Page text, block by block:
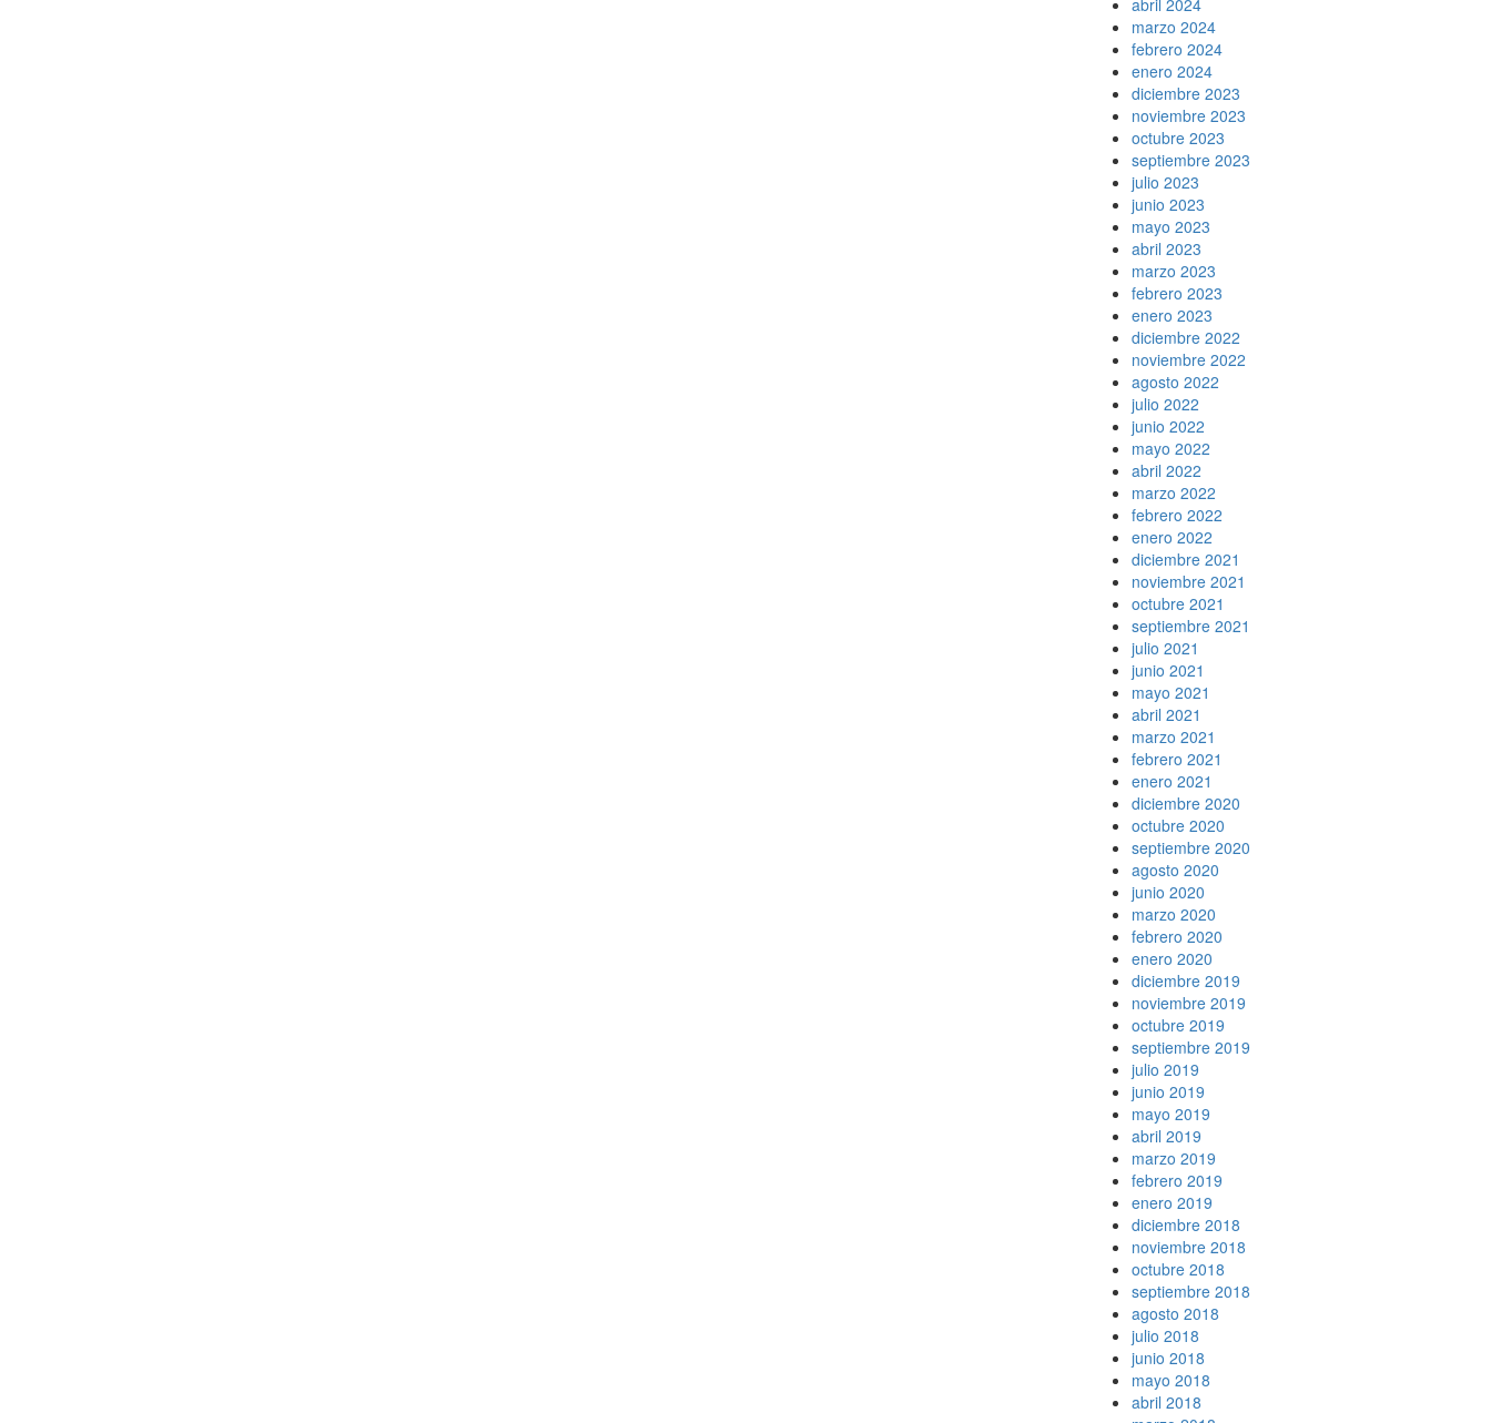
abril 2024
marzo 2024
febrero 2024
enero 2024
diciembre 2023
noviembre 2023
octubre 2023
septiembre 2023
julio 2023
junio 2023
mayo 2023
abril 2023
marzo 2023
febrero 2023
enero 2023
diciembre 2022
noviembre 2022
agosto 2022
julio 2022
junio 2022
mayo 2022
abril 2022
marzo 2022
febrero 2022
enero 2022
diciembre 2021
noviembre 2021
octubre 2021
septiembre 2021
julio 2021
junio 2021
mayo 2021
abril 2021
marzo 2021
febrero 2021
enero 2021
diciembre 2020
octubre 2020
septiembre 2020
agosto 2020
junio 2020
marzo 2020
febrero 2020
enero 2020
diciembre 2019
noviembre 2019
octubre 2019
septiembre 2019
julio 2019
junio 2019
mayo 2019
abril 2019
marzo 2019
febrero 2019
enero 2019
diciembre 2018
noviembre 2018
octubre 2018
septiembre 2018
agosto 2018
julio 2018
junio 2018
mayo 2018
abril 2018